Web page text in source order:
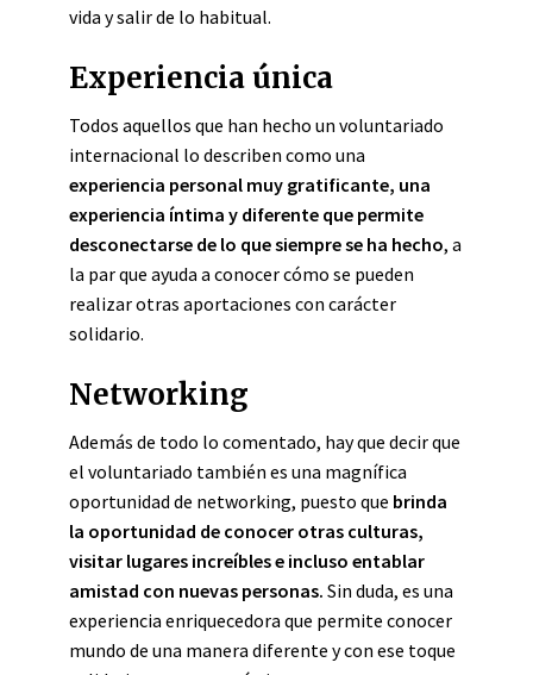
vida y salir de lo habitual.
Experiencia única
Todos aquellos que han hecho un voluntariado
internacional lo describen como una
experiencia personal muy gratificante, una
experiencia íntima y diferente que permite
desconectarse de lo que siempre se ha hecho, a
la par que ayuda a conocer cómo se pueden
realizar otras aportaciones con carácter
solidario.
Networking
Además de todo lo comentado, hay que decir que
el voluntariado también es una magnífica
oportunidad de networking, puesto que brinda
la oportunidad de conocer otras culturas,
visitar lugares increíbles e incluso entablar
amistad con nuevas personas. Sin duda, es una
experiencia enriquecedora que permite conocer
mundo de una manera diferente y con ese toque